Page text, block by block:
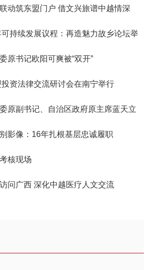
动筑东盟门户 借文兴旅谱中越情深
持续发展议程：再造魅力故乡论坛举
原书记欧阳可爽被“双开”
资法律交流研讨会在南宁举行
原副书记、自治区政府原主席蓝天立
影像：16年扎根基层忠诚履职
核现场
问广西 深化中越医疗人文交流